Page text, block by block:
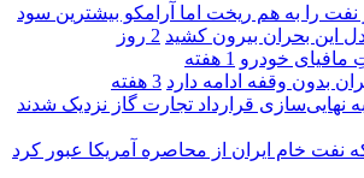
نفت را به هم ریخت اما آرامکو بیشترین سود
دل این بحران بیرون کشید 2 روز
مافیای خودرو 1 هفته
بدون وقفه ادامه دارد 3 هفته
نهایی‌سازی قرارداد تجارت گاز نزدیک شدند